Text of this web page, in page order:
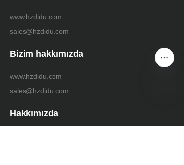
www.hzdidu.com
sales@hzdidu.com
Bizim hakkımızda
www.hzdidu.com
sales@hzdidu.com
Hakkımızda
TR